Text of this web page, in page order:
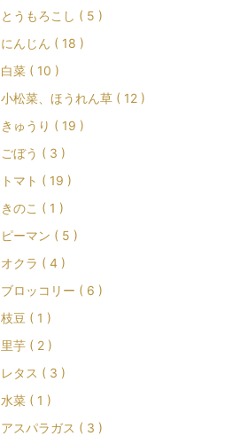
とうもろこし ( 5 )
にんじん ( 18 )
白菜 ( 10 )
小松菜、ほうれん草 ( 12 )
きゅうり ( 19 )
ごぼう ( 3 )
トマト ( 19 )
きのこ ( 1 )
ピーマン ( 5 )
オクラ ( 4 )
ブロッコリー ( 6 )
枝豆 ( 1 )
里芋 ( 2 )
レタス ( 3 )
水菜 ( 1 )
アスパラガス ( 3 )